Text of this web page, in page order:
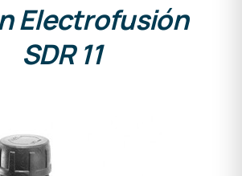
Electrofusión
SDR 11